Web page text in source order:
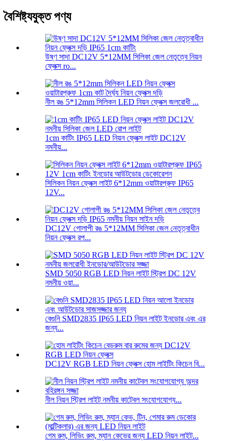
বৈশিষ্ট্যযুক্ত পণ্য
উষ্ণ সাদা DC12V 5*12MM সিলিকা জেল নেতৃত্বে নিয়ন
ফ্লেক্স ro...
নীল রঙ 5*12mm সিলিকন LED নিয়ন ফ্লেক্স জলরোধী ...
1cm কাটিং IP65 LED নিয়ন ফ্লেক্স লাইট DC12V
নমনীয়...
সিলিকন নিয়ন ফ্লেক্স লাইট 6*12mm ওয়াটারপ্রুফ IP65
12V...
DC12V গোলাপী রঙ 5*12MM সিলিকা জেল নেতৃত্বাধীন
নিয়ন ফ্লেক্স রপ...
SMD 5050 RGB LED নিয়ন লাইট স্ট্রিপ DC 12V
নমনীয় ওয়া...
বেগুনি SMD2835 IP65 LED নিয়ন লাইট ইনডোর এবং এর
জন্য...
DC12V RGB LED নিয়ন ফ্লেক্স হোম লাইটিং কিচেন বি...
নীল নিয়ন স্ট্রিপ লাইট নমনীয় কাটেবল সংযোগযোগ্য...
গেম রুম, লিভিং রুম, ম্যান কেভের জন্য LED নিয়ন লাইট...